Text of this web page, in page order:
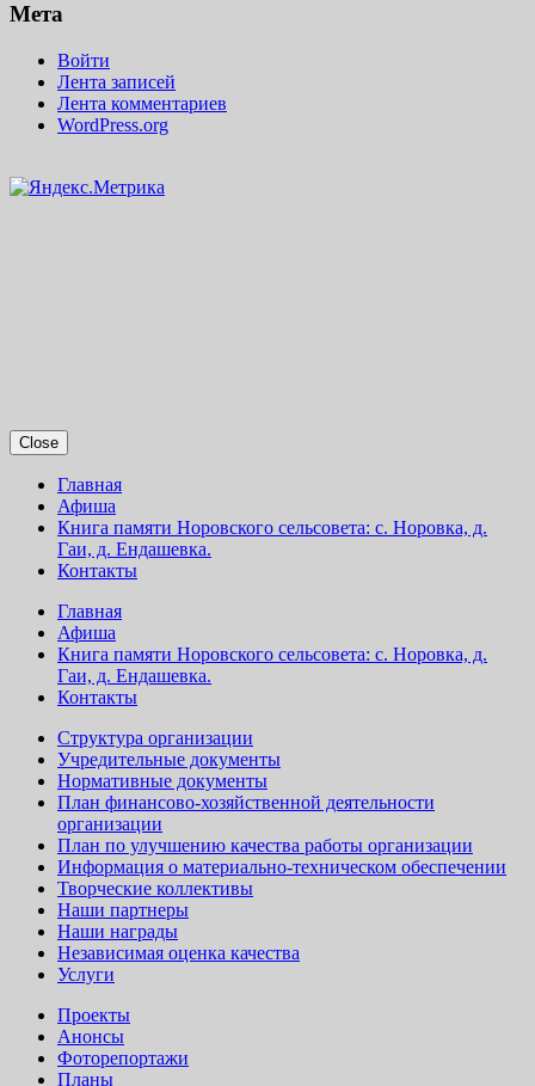
Мета
Войти
Лента записей
Лента комментариев
WordPress.org
Close
Главная
Афиша
Книга памяти Норовского сельсовета: с. Норовка, д.
Гаи, д. Ендашевка.
Контакты
Главная
Афиша
Книга памяти Норовского сельсовета: с. Норовка, д.
Гаи, д. Ендашевка.
Контакты
Структура организации
Учредительные документы
Нормативные документы
План финансово-хозяйственной деятельности
организации
План по улучшению качества работы организации
Информация о материально-техническом обеспечении
Творческие коллективы
Наши партнеры
Наши награды
Независимая оценка качества
Услуги
Проекты
Анонсы
Фоторепортажи
Планы